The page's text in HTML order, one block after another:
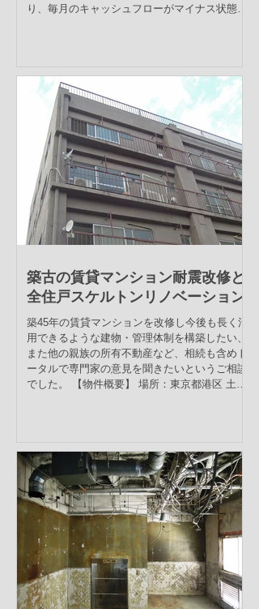
り、毎月のキャッシュフローがマイナス状態で
築古の賃貸マンション耐震改修と
全住戸スケルトンリノベーション
築45年の賃貸マンションを改修し今後も長く活
用できるような建物・管理体制を構築したい、
また他の親族の所有不動産など、相続も含めト
ータルで専門家の意見を聞きたいというご相談
でした。 【物件概要】 場所：東京都港区 土